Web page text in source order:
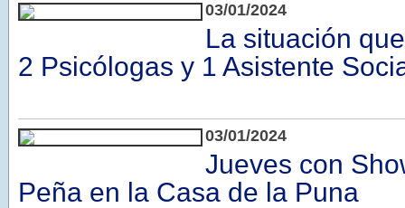
03/01/2024
La situación
2 Psicólogas y 1 Asistente
03/01/2024
Jueves con
Peña en la Casa de la Puna